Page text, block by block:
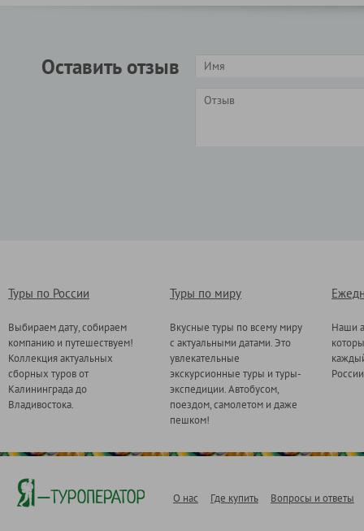
Оставить отзыв
Туры по России
Выбираем дату, собираем
компанию и путешествуем!
Коллекция актуальных
сборных туров от
Калининграда до
Владивостока.
Туры по миру
Вкусные туры по всему миру
с актуальными датами. Это
увлекательные
экскурсионные туры и туры-
экспедиции. Автобусом,
поездом, самолетом и даже
пешком!
Наши
О нас Где купить Вопросы и ответы